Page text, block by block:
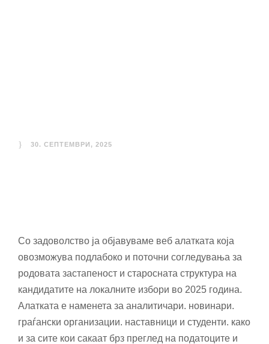
30. СЕПТЕМВРИ, 2025
Со задоволство ја објавуваме веб алатката која
овозможува подлабоко и поточни согледувања за
родовата застапеност и старосната структура на
кандидатите на локалните избори во 2025 година.
Алатката е наменета за аналитичари. новинари.
граѓански организации. наставници и студенти. како
и за сите кои сакаат брз преглед на податоците и